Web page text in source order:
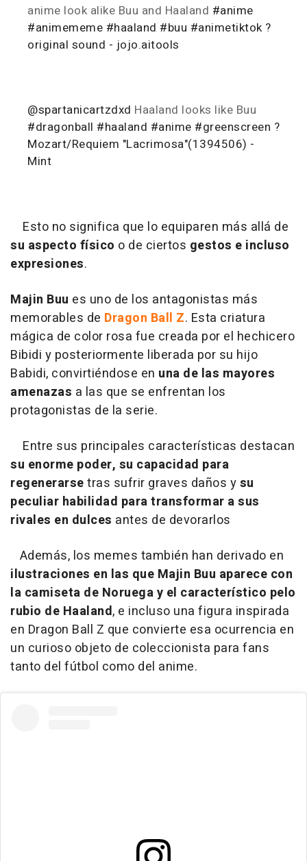
anime look alike Buu and Haaland #anime
#animememe #haaland #buu #animetiktok ?
original sound - jojo.aitools
@spartanicartzdxd Haaland looks like Buu
#dragonball #haaland #anime #greenscreen ?
Mozart/Requiem "Lacrimosa"(1394506) -
Mint
Esto no significa que lo equiparen más allá de
su aspecto físico o de ciertos gestos e incluso
expresiones.
Majin Buu es uno de los antagonistas más
memorables de Dragon Ball Z. Esta criatura
mágica de color rosa fue creada por el hechicero
Bibidi y posteriormente liberada por su hijo
Babidi, convirtiéndose en una de las mayores
amenazas a las que se enfrentan los
protagonistas de la serie.
Entre sus principales características destacan
su enorme poder, su capacidad para
regenerarsetras sufrir graves daños ysu
peculiar habilidad para transformar a sus
rivales en dulces antes de devorarlos
Además, los memes también han derivado en
ilustraciones en las que Majin Buu aparece con
la camiseta de Noruega y el característico pelo
rubio de Haaland, e incluso una figura inspirada
en Dragon Ball Z que convierte esa ocurrencia en
un curioso objeto de coleccionista para fans
tanto del fútbol como del anime.